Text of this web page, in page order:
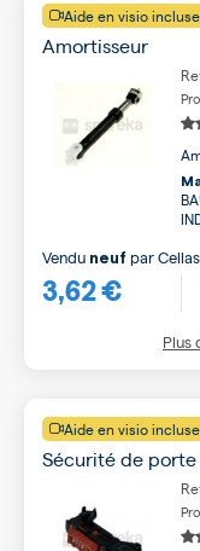
Aide en visio incluse
Amortisseur
3,62 €
Vendu neuf par
Plus
Aide en visio incluse
Sécurité de